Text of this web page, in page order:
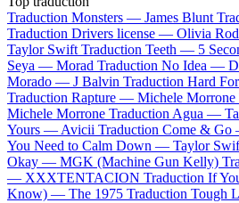
Traduction Monsters — James Blunt
Traduction Drivers license — Olivia
Taylor Swift Traduction Teeth — 5
Seya — Morad Traduction No Idea —
Morado — J Balvin Traduction Hard
Traduction Rapture — Michele Morrone
Michele Morrone Traduction Agua —
Yours — Avicii Traduction Come &
You Need to Calm Down — Taylor
Okay — MGK (Machine Gun Kelly)
— XXXTENTACION Traduction If
Know) — The 1975 Traduction Tough